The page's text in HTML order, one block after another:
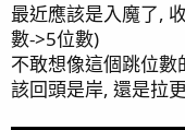
最近應該是入魔了,
數->5位數)
不敢想像這個跳位
該回頭是岸, 還是拉